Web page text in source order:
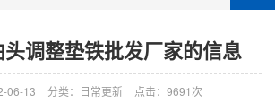
调整垫铁批发厂家的信息
06-13 分类：日常更新 点击：9691次